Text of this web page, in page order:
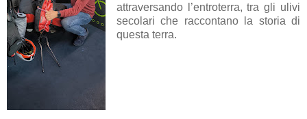
attraversando l’entroterra, tra gli ulivi
secolari che raccontano la storia di
questa terra.